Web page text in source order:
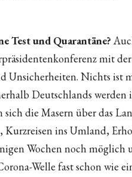
Test und Quarantäne?
mit der
Unsicherheiten. Nichts ist
Deutschlands werden
die Masern über das
Kurzreisen ins Umland,
Wochen noch möglich
Welle fast schon wie